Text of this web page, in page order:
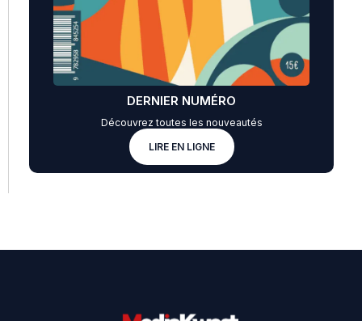
DERNIER NUMÉRO
Découvrez toutes les nouveautés
LIRE EN LIGNE